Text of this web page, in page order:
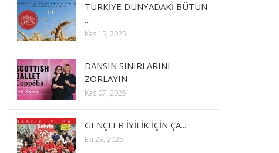
TÜRKİYE DÜNYADAKİ BÜTÜN
...
Kas 15, 2025
DANSIN SINIRLARINI
ZORLAYIN
Kas 07, 2025
GENÇLER İYİLİK İÇİN ÇA...
Eki 23, 2025